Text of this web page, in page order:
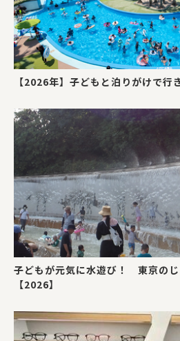
【2026年】子どもと泊りがけで
子どもが元気に水遊び！ 東京の
【2026】